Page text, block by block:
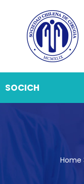
Home